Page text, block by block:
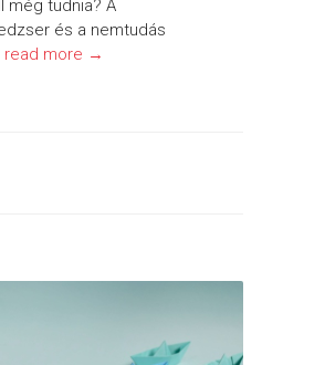
még tudnia? A
és a nemtudás
read more →